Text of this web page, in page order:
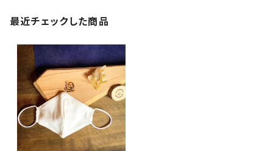
最近チェックした商品